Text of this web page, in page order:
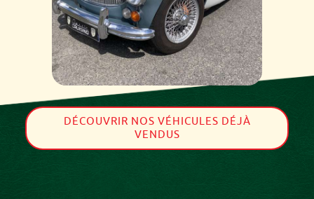
DÉCOUVRIR NOS VÉHICULES DÉJÀ
VENDUS